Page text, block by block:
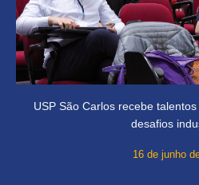
USP São Carlos recebe
desafios
16 de junho